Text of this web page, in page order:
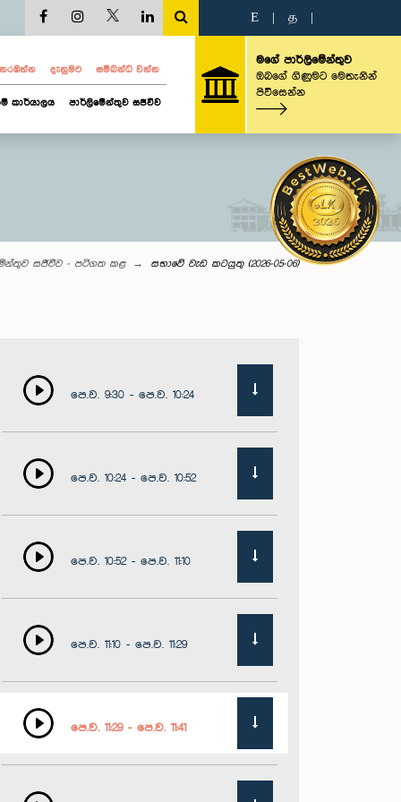
E த
දැනුමට සම්බන්ධ වන්න
කාර්යාලය පාර්ලිමේන්තුව සජීවීව
මගේ පාර්ලිමේන්තුව
ඔබගේ ගිණුමට මෙතැනින්
පිවිසෙන්න
සජීවීව - පටිගත කළ සභාවේ වැඩ කටයුතු (2026-05-06)
පෙ.ව. 9:30 - පෙ.ව. 10:24
පෙ.ව. 10:24 - පෙ.ව. 10:52
පෙ.ව. 10:52 - පෙ.ව. 11:10
පෙ.ව. 11:10 - පෙ.ව. 11:29
පෙ.ව. 11:29 - පෙ.ව. 11:41